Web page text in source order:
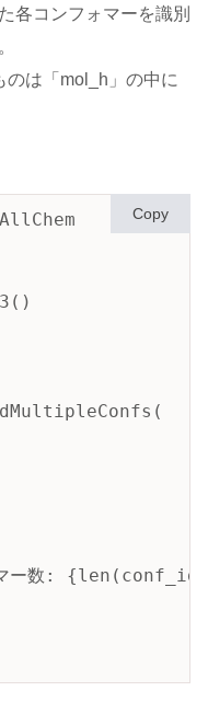
各コンフォマーを識別
は「mol_h」の中に
マー数:
Copy